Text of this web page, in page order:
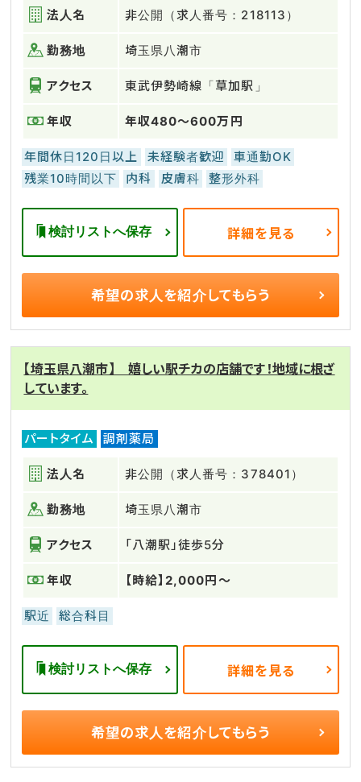
法人名 非公開（求人番号：218113）
勤務地 埼玉県八潮市
アクセス 東武伊勢崎線「草加駅」
年収 年収480～600万円
年間休日120日以上 未経験者歓迎
車通勤OK
残業10時間以下
内科 皮膚科 整形外科
検討リストへ保存 詳細を見る
希望の求人を紹介してもらう
【埼玉県八潮市】 嬉しい駅チカの店舗です！地域に根ざ
しています。
パートタイム 調剤薬局
法人名 非公開（求人番号：378401）
勤務地 埼玉県八潮市
アクセス 「八潮駅」徒歩5分
年収 【時給】2,000円～
駅近 総合科目
検討リストへ保存 詳細を見る
希望の求人を紹介してもらう